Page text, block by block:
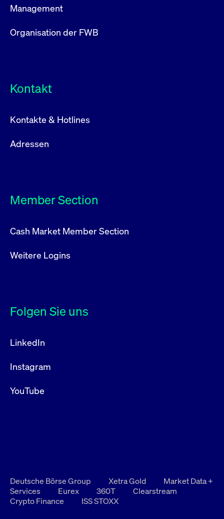
Management
Organisation der FWB
Kontakt
Kontakte & Hotlines
Adressen
Member Section
Cash Market Member Section
Weitere Logins
Folgen Sie uns
LinkedIn
Instagram
YouTube
Deutsche Börse Group Xetra Gold
Market Data +
Services
Eurex 360T
Clearstream
Crypto Finance
ISS STOXX